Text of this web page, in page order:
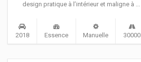
design pratique à l’intérieur et maligne à ...
2018 Essence Manuelle 30000